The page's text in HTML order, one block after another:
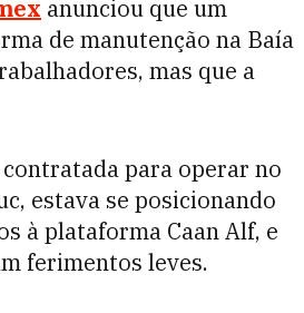
anunciou que um
de manutenção na Baía
mas que a
para operar no
estava se posicionando
à plataforma Caan Alf, e
ferimentos leves.